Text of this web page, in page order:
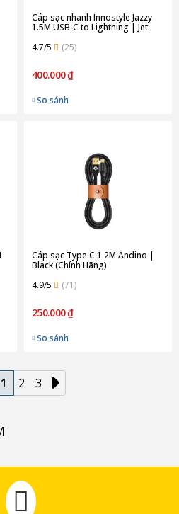
Cáp sạc nhanh Innostyle Jazzy
1.5M USB-C to Lightning | Jet
4.7/5
(25)
400.000 ₫
So sánh
Cáp sạc Type C 1.2M Andino |
Black (Chính Hãng)
4.9/5
(71)
250.000 ₫
So sánh
1 2 3